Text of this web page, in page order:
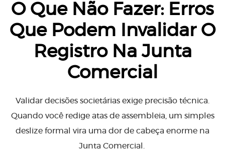
O Que Não Fazer: Erros
Que Podem Invalidar O
Registro Na Junta
Comercial
Validar decisões societárias exige precisão técnica.
Quando você redige atas de assembleia, um simples
deslize formal vira uma dor de cabeça enorme na
Junta Comercial.